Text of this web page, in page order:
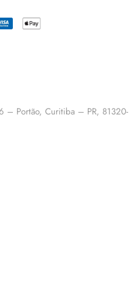
– Portão, Curitiba – PR, 81320-